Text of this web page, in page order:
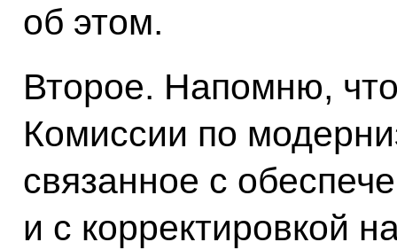
об этом.
Второе. Напомню,
Комиссии по
связанное с
и с корректировкой